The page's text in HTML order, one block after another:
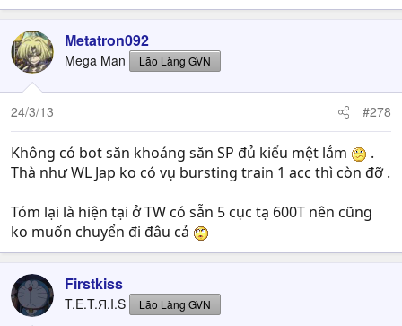
Metatron092
Mega Man Lão Làng GVN
24/3/13 #278
Không có bot săn khoáng săn SP đủ kiểu mệt lắm
.
Thà như WL Jap ko có vụ bursting train 1 acc thì còn đỡ .
Tóm lại là hiện tại ở TW có sẵn 5 cục tạ 600T nên cũng
ko muốn chuyển đi đâu cả
Firstkiss
T.E.T.Я.I.S Lão Làng GVN